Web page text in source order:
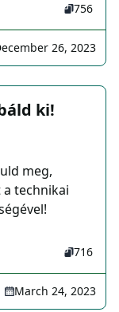
756
26, 2023
ki!
meg,
technikai
716
March 24, 2023